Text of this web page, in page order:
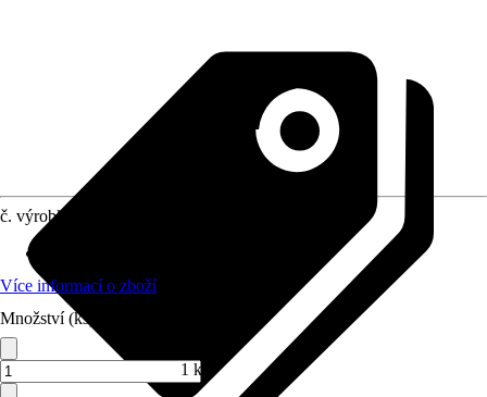
č. výrobku
Více informací o zboží
Množství (ks)
1 ks